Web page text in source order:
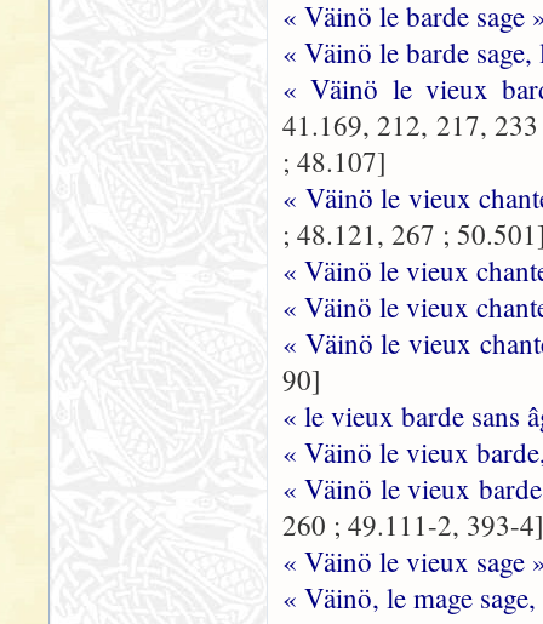
« Väinö le barde sage
« Väinö le barde
« Väinö le vieux
41.169, 212, 217,
; 48.107]
« Väinö le vieux
; 48.121, 267 ;
« Väinö le vieux
« Väinö le vieux
« Väinö le vieux
90]
« le vieux barde sans
« Väinö le vieux
« Väinö le vieux
260 ; 49.111-2, 393-4]
« Väinö le vieux sage
« Väinö, le mage